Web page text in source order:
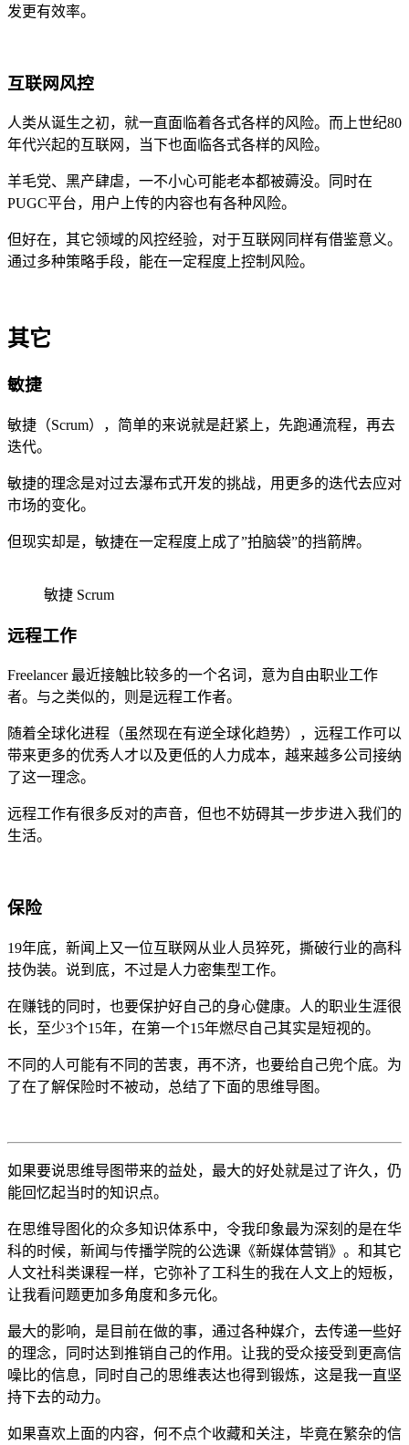
发更有效率。
互联网风控
人类从诞生之初，就一直面临着各式各样的风险。而上世纪80
年代兴起的互联网，当下也面临各式各样的风险。
羊毛党、黑产肆虐，一不小心可能老本都被薅没。同时在
PUGC平台，用户上传的内容也有各种风险。
但好在，其它领域的风控经验，对于互联网同样有借鉴意义。
通过多种策略手段，能在一定程度上控制风险。
其它
敏捷
敏捷（Scrum），简单的来说就是赶紧上，先跑通流程，再去
迭代。
敏捷的理念是对过去瀑布式开发的挑战，用更多的迭代去应对
市场的变化。
但现实却是，敏捷在一定程度上成了”拍脑袋”的挡箭牌。
敏捷 Scrum
远程工作
Freelancer 最近接触比较多的一个名词，意为自由职业工作
者。与之类似的，则是远程工作者。
随着全球化进程（虽然现在有逆全球化趋势），远程工作可以
带来更多的优秀人才以及更低的人力成本，越来越多公司接纳
了这一理念。
远程工作有很多反对的声音，但也不妨碍其一步步进入我们的
生活。
保险
19年底，新闻上又一位互联网从业人员猝死，撕破行业的高科
技伪装。说到底，不过是人力密集型工作。
在赚钱的同时，也要保护好自己的身心健康。人的职业生涯很
长，至少3个15年，在第一个15年燃尽自己其实是短视的。
不同的人可能有不同的苦衷，再不济，也要给自己兜个底。为
了在了解保险时不被动，总结了下面的思维导图。
如果要说思维导图带来的益处，最大的好处就是过了许久，仍
能回忆起当时的知识点。
在思维导图化的众多知识体系中，令我印象最为深刻的是在华
科的时候，新闻与传播学院的公选课《新媒体营销》。和其它
人文社科类课程一样，它弥补了工科生的我在人文上的短板，
让我看问题更加多角度和多元化。
最大的影响，是目前在做的事，通过各种媒介，去传递一些好
的理念，同时达到推销自己的作用。让我的受众接受到更高信
噪比的信息，同时自己的思维表达也得到锻炼，这是我一直坚
持下去的动力。
如果喜欢上面的内容，何不点个收藏和关注，毕竟在繁杂的信